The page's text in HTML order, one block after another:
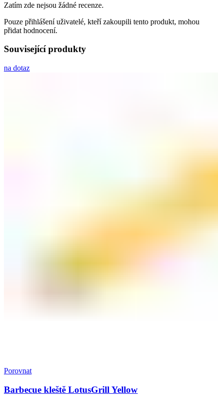
Zatím zde nejsou žádné recenze.
Pouze přihlášení uživatelé, kteří zakoupili tento produkt, mohou
přidat hodnocení.
Související produkty
na dotaz
Porovnat
Barbecue kleště LotusGrill Yellow